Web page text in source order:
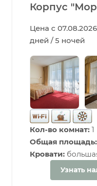
Корпус
Цена с
дней / 5 ночей
Кол-во комнат: 1
Общая площадь:
Кровати:
Узнать